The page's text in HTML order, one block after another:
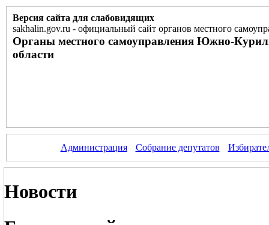
Версия сайта для слабовидящих
sakhalin.gov.ru - официальный сайт органов местного
Органы местного самоуправления Южно-
области
Администрация Собрание депутатов
Новости